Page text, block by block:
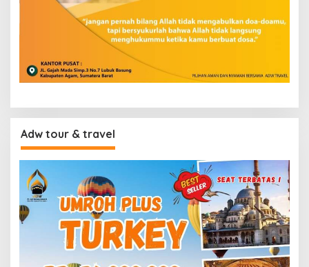
Adw tour & travel